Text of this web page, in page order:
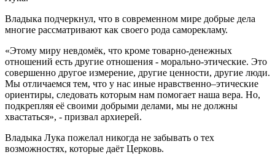
Владыка подчеркнул, что в современном мире добрые дела
многие рассматривают как своего рода саморекламу.
«Этому миру невдомёк, что кроме товарно-денежных
отношений есть другие отношения - морально-этические. Это
совершенно другое измерение, другие ценности, другие люди.
Мы отличаемся тем, что у нас иные нравственно–этические
ориентиры, следовать которым нам помогает наша вера. Но,
подкрепляя её своими добрыми делами, мы не должны
хвастаться», - призвал архиерей.
Владыка Лука пожелал никогда не забывать о тех
возможностях, которые даёт Церковь.